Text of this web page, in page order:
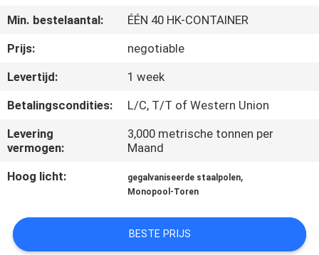
ONS
FABRIEKSREIS
CONTACTEER
ONS
NIEUWS
Min. bestelaantal:
ÉÉN 40 HK-CONTAINER
Prijs:
negotiable
Levertijd:
1 week
Betalingscondities:
L/C, T/T of Western Union
Levering
vermogen:
3,000 metrische tonnen per
Maand
Hoog licht:
gegalvaniseerde staalpolen,
Monopool-Toren
BESTE PRIJS